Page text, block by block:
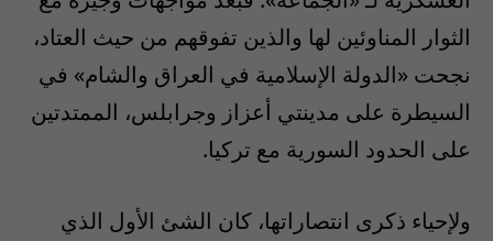
الثوار المناوئين لها والذين تفوقهم من حيث العتاد،
نجحت «الدولة الإسلامية في العراق والشام» في
السيطرة على مدينتي أعزاز وجرابلس، الممتدتين
على الحدود السورية مع تركيا.
ولإحياء ذكرى انتصاراتها، كان الشئ الأول الذي